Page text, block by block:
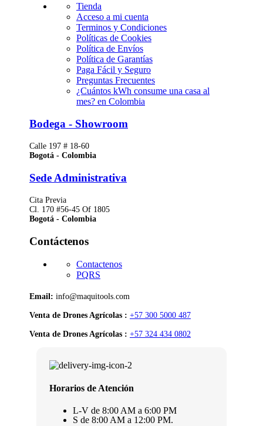
Tienda
Acceso a mi cuenta
Terminos y Condiciones
Políticas de Cookies
Política de Envíos
Política de Garantías
Paga Fácil y Seguro
Preguntas Frecuentes
¿Cuántos kWh consume una casa al
mes? en Colombia
Bodega - Showroom
Calle 197 # 18-60
Bogotá - Colombia
Sede Administrativa
Cita Previa
Cl. 170 #56-45 Of 1805
Bogotá - Colombia
Contáctenos
Contactenos
PQRS
Email: info@maquitools.com
Venta de Drones Agrícolas : +57 300 5000 487
Venta de Drones Agrícolas : +57 324 434 0802
Horarios de Atención
L-V de 8:00 AM a 6:00 PM
S de 8:00 AM a 12:00 PM.